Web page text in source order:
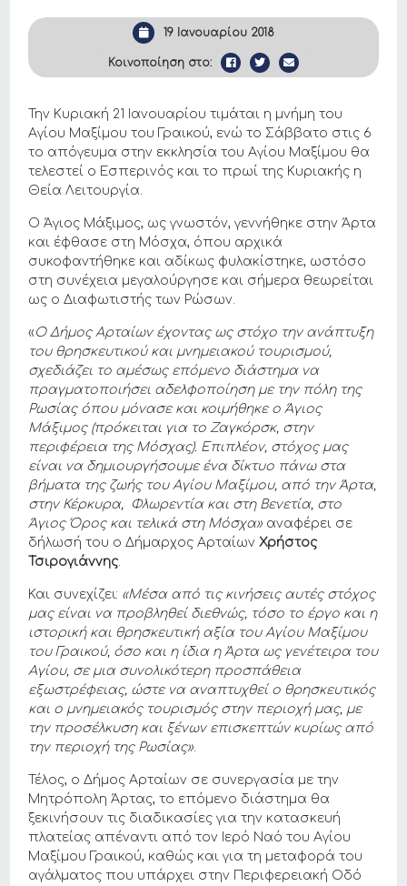
19 Ιανουαρίου 2018
Κοινοποίηση στο:
Την Κυριακή 21 Ιανουαρίου τιμάται η μνήμη του
Αγίου Μαξίμου του Γραικού, ενώ το Σάββατο στις 6
το απόγευμα στην εκκλησία του Αγίου Μαξίμου θα
τελεστεί ο Εσπερινός και το πρωί της Κυριακής η
Θεία Λειτουργία.
Ο Άγιος Μάξιμος, ως γνωστόν, γεννήθηκε στην Άρτα
και έφθασε στη Μόσχα, όπου αρχικά
συκοφαντήθηκε και αδίκως φυλακίστηκε, ωστόσο
στη συνέχεια μεγαλούργησε και σήμερα θεωρείται
ως ο Διαφωτιστής των Ρώσων.
« Ο Δήμος Αρταίων έχοντας ως στόχο την ανάπτυξη
του θρησκευτικού και μνημειακού τουρισμού,
σχεδιάζει το αμέσως επόμενο διάστημα να
πραγματοποιήσει αδελφοποίηση με την πόλη της
Ρωσίας όπου μόνασε και κοιμήθηκε ο Άγιος
Μάξιμος (πρόκειται για το Ζαγκόρσκ, στην
περιφέρεια της Μόσχας). Επιπλέον, στόχος μας
είναι να δημιουργήσουμε ένα δίκτυο πάνω στα
βήματα της ζωής του Αγίου Μαξίμου, από την Άρτα,
στην Κέρκυρα, Φλωρεντία και στη Βενετία, στο
Άγιος Όρος και τελικά στη Μόσχα» αναφέρει σε
δήλωσή του ο Δήμαρχος Αρταίων Χρήστος
Τσιρογιάννης.
Και συνεχίζει: «Μέσα από τις κινήσεις αυτές στόχος
μας είναι να προβληθεί διεθνώς, τόσο το έργο και η
ιστορική και θρησκευτική αξία του Αγίου Μαξίμου
του Γραικού, όσο και η ίδια η Άρτα ως γενέτειρα του
Αγίου, σε μια συνολικότερη προσπάθεια
εξωστρέφειας, ώστε να αναπτυχθεί ο θρησκευτικός
και ο μνημειακός τουρισμός στην περιοχή μας, με
την προσέλκυση και ξένων επισκεπτών κυρίως από
την περιοχή της Ρωσίας»
Τέλος, ο Δήμος Αρταίων σε συνεργασία με την
Μητρόπολη Άρτας, το επόμενο διάστημα θα
ξεκινήσουν τις διαδικασίες για την κατασκευή
πλατείας απέναντι από τον Ιερό Ναό του Αγίου
Μαξίμου Γραικού, καθώς και για τη μεταφορά του
αγάλματος που υπάρχει στην Περιφερειακή Οδό